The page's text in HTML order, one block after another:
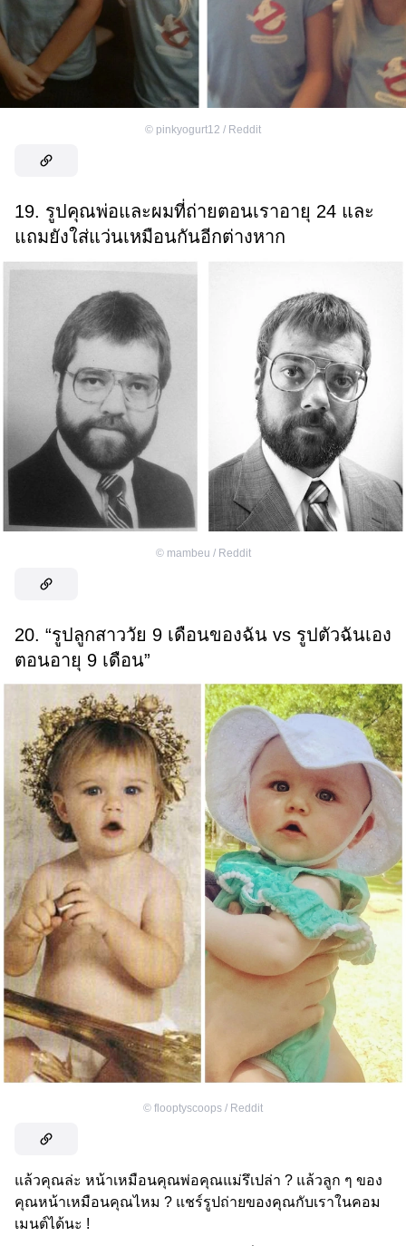
© pinkyogurt12 / Reddit
19. รูปคุณพ่อและผมที่ถ่ายตอนเราอายุ 24 และ
แถมยังใส่แว่นเหมือนกันอีกต่างหาก
© mambeu / Reddit
20. “รูปลูกสาววัย 9 เดือนของฉัน vs รูปตัวฉันเอง
ตอนอายุ 9 เดือน”
© flooptyscoops / Reddit
แล้วคุณล่ะ หน้าเหมือนคุณพ่อคุณแม่รึเปล่า ? แล้วลูก ๆ ของ
คุณหน้าเหมือนคุณไหม ? แชร์รูปถ่ายของคุณกับเราในคอม
เมนต์ได้นะ !